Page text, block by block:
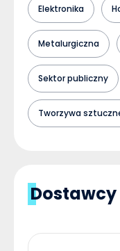
Elektronika
Metalurgiczna
Sektor publiczny
Tworzywa